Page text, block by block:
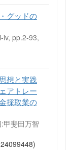
グッドの
iv, pp.2-93,
想と実践
アトレー
採取業の
甲斐田万智